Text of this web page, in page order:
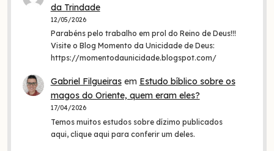
da Trindade
12/05/2026
Parabéns pelo trabalho em prol do Reino de Deus!!!
Visite o Blog Momento da Unicidade de Deus:
https://momentodaunicidade.blogspot.com/
Gabriel Filgueirasem Estudo bíblico sobre os
magos do Oriente, quem eram eles?
17/04/2026
Temos muitos estudos sobre dízimo publicados
aqui, clique aqui para conferir um deles.